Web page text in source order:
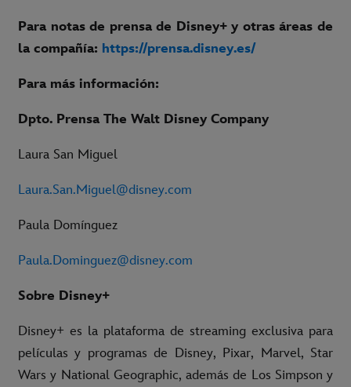
Para notas de prensa de Disney+ y otras áreas de
la compañía: https://prensa.disney.es/
Para más información:
Dpto. Prensa The Walt Disney Company
Laura San Miguel
Laura.San.Miguel@disney.com
Paula Domínguez
Paula.Dominguez@disney.com
Sobre Disney+
Disney+ es la plataforma de streaming exclusiva para
películas y programas de Disney, Pixar, Marvel, Star
Wars y National Geographic, además de Los Simpson y